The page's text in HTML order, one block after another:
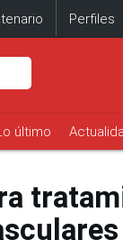
Perfiles
último